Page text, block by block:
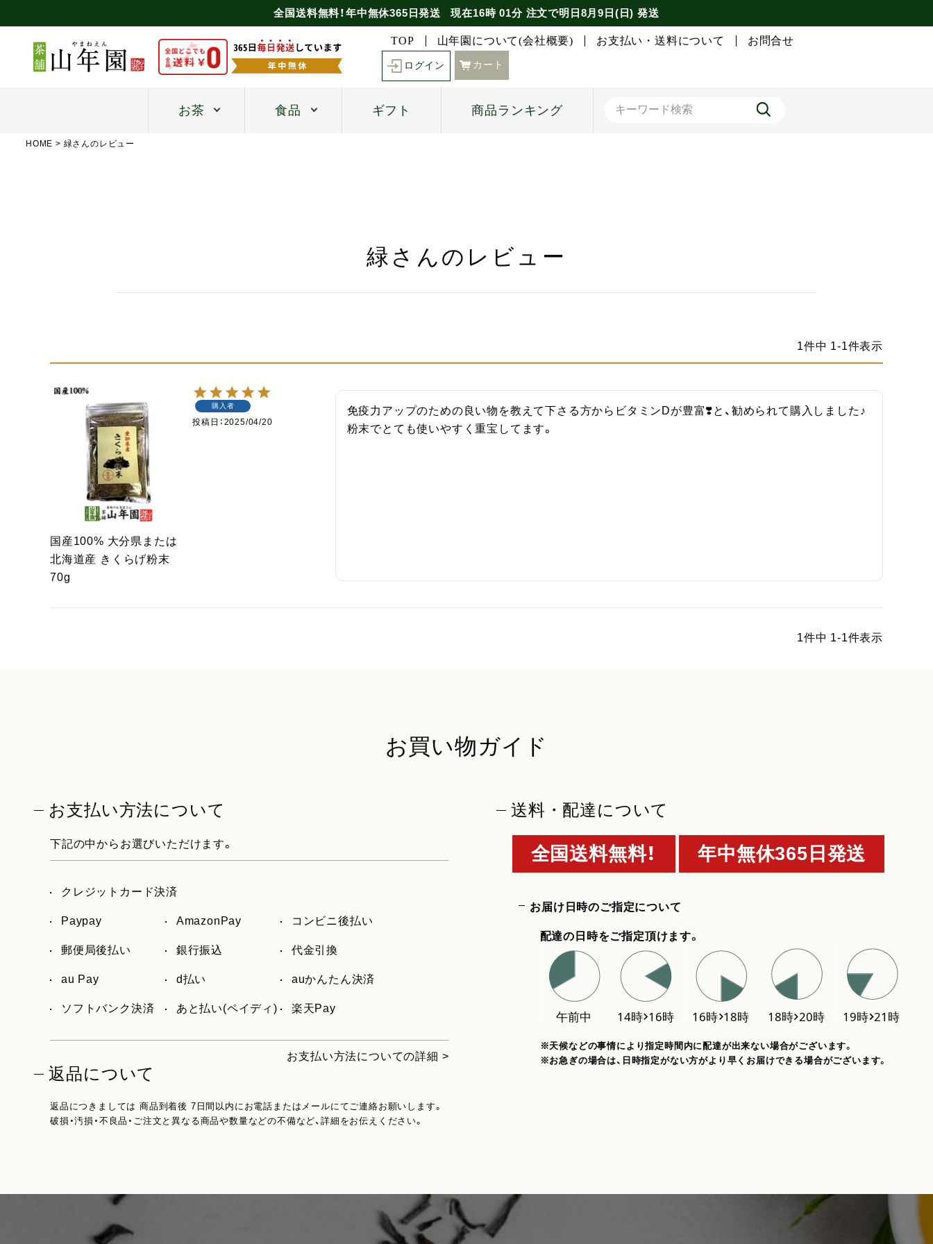
全国送料無料！年中無休365日発送 現在16時 01分注文で明日8月9日(日) 発送
TOP 山年園について(会社概要) お支払い・送料について お問合せ
ログイン カート
お茶 食品 ギフト 商品ランキング
HOME 緑さんのレビュー
緑さんのレビュー
1件中 1-1件表示
国産100% 大分県または
北海道産 きくらげ粉末
70g
購入者
投稿日 2025/04/20
免疫力アップのための良い物を教えて下さる方からビタミンDが豊富❣️と、勧められて購入しました♪
粉末でとても使いやすく重宝してます。
1件中 1-1件表示
お買い物ガイド
お支払い方法について
下記の中からお選びいただけます。
クレジットカード決済
Paypay AmazonPay コンビニ後払い
郵便局後払い 銀行振込 代金引換
au Pay d払い auかんたん決済
ソフトバンク決済 あと払い(ペイディ) 楽天Pay
お支払い方法についての詳細 >
返品について
返品につきましては 商品到着後 7日間以内にお電話またはメールにてご連絡お願いします。
破損・汚損・不良品・ご注文と異なる商品や数量などの不備など、詳細をお伝えください。
送料・配達について
全国送料無料！ 年中無休365日発送
お届け日時のご指定について
配達の日時をご指定頂けます。
※天候などの事情により指定時間内に配達が出来ない場合がございます。
※お急ぎの場合は、日時指定がない方がより早くお届けできる場合がございます。